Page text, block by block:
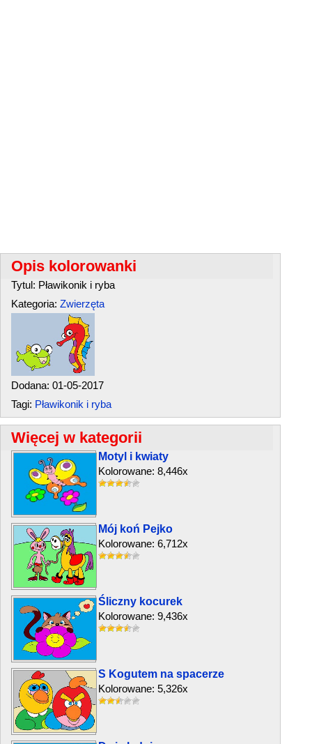
Opis kolorowanki
Tytul: Pławikonik i ryba
Kategoria: Zwierzęta
Dodana: 01-05-2017
Tagi: Pławikonik i ryba
Więcej w kategorii
Motyl i kwiaty
Kolorowane: 8,446x
Mój koń Pejko
Kolorowane: 6,712x
Śliczny kocurek
Kolorowane: 9,436x
S Kogutem na spacerze
Kolorowane: 5,326x